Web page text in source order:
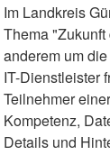
Im Landkreis
Thema
anderem um
IT-Dienstleister
Teilnehmer
Kompetenz,
Details und